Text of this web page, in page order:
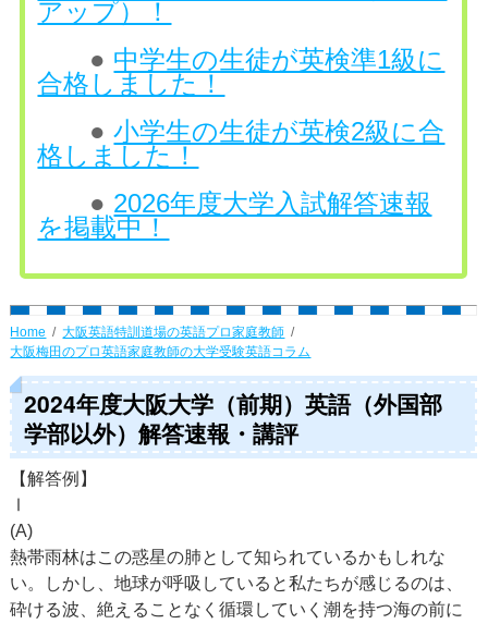
アップ）！
● 中学生の生徒が英検準1級に
合格しました！
●小学生の生徒が英検2級に合
格しました！
● 2026年度大学入試解答速報
を掲載中！
Home
大阪英語特訓道場の英語プロ家庭教師
大阪梅田のプロ英語家庭教師の大学受験英語コラム
2024年度大阪大学（前期）英語（外国部
学部以外）解答速報・講評
【解答例】
Ⅰ
(A)
熱帯雨林はこの惑星の肺として知られているかもしれな
い。しかし、地球が呼吸していると私たちが感じるのは、
砕ける波、絶えることなく循環していく潮を持つ海の前に